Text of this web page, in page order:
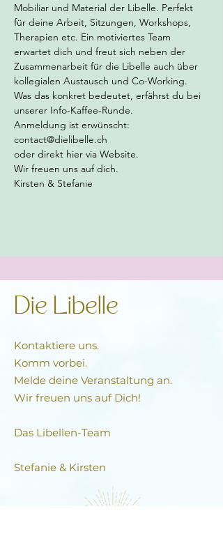
Mobiliar und Material der Libelle. Perfekt
für deine Arbeit, Sitzungen, Workshops,
Therapien etc. Ein motiviertes Team
erwartet dich und freut sich neben der
Zusammenarbeit für die Libelle auch über
kollegialen Austausch und Co-Working.
Was das konkret bedeutet, erfährst du bei
unserer Info-Kaffee-Runde.
Anmeldung ist erwünscht:
contact@dielibelle.ch
oder direkt hier via Website.
Wir freuen uns auf dich.
Kirsten & Stefanie
Die Libelle
Kontaktiere uns.
Komm vorbei.
Melde deine Veranstaltung an.
Wir freuen uns auf Dich!
Das Libellen-Team​
Stefanie & Kirsten